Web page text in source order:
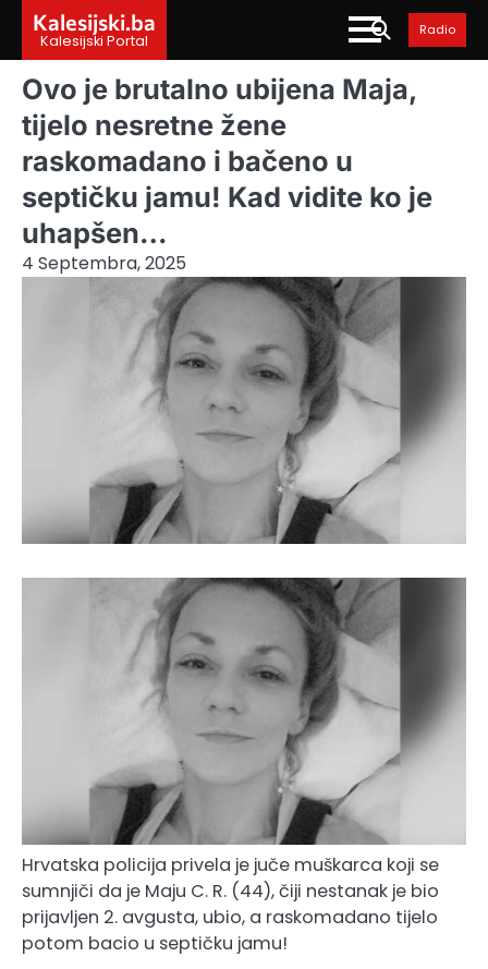
content
Kalesijski.ba
Kalesijski Portal
Radio
Ovo je brutalno ubijena Maja,
tijelo nesretne žene
raskomadano i bačeno u
septičku jamu! Kad vidite ko je
uhapšen…
4 Septembra, 2025
Hrvatska policija privela je juče muškarca koji se
sumnjiči da je Maju C. R. (44), čiji nestanak je bio
prijavljen 2. avgusta, ubio, a raskomadano tijelo
potom bacio u septičku jamu!